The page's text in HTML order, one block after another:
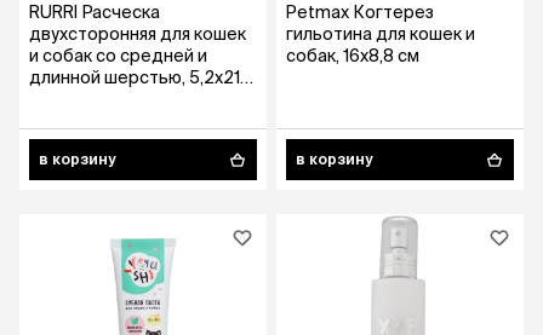
RURRI Расческа
двухсторонняя для кошек
и собак со средней и
длинной шерстью, 5,2x21
в корзину
Petmax Когтерез
гильотина для кошек и
собак, 16х8,8 см
в корзину